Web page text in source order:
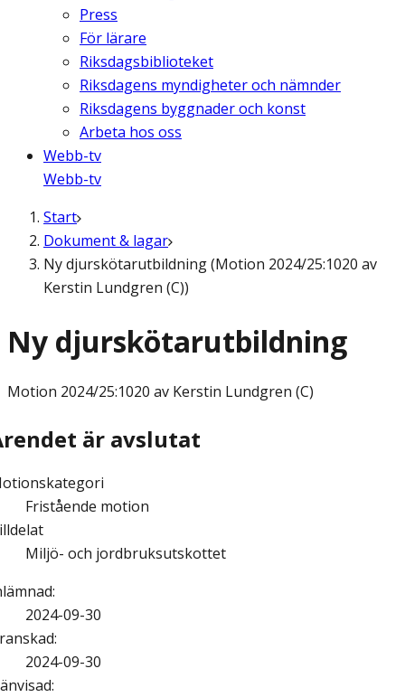
Press
För lärare
Riksdagsbiblioteket
Riksdagens myndigheter och nämnder
Riksdagens byggnader och konst
Arbeta hos oss
Webb-tv
Webb-tv
Start
Dokument & lagar
Ny djurskötarutbildning (Motion 2024/25:1020 av
Kerstin Lundgren (C))
Ny djurskötarutbildning
Motion 2024/25:1020 av Kerstin Lundgren (C)
är avslutat
Fristående motion
Miljö- och jordbruksutskottet
:
2024-09-30
:
2024-09-30
: